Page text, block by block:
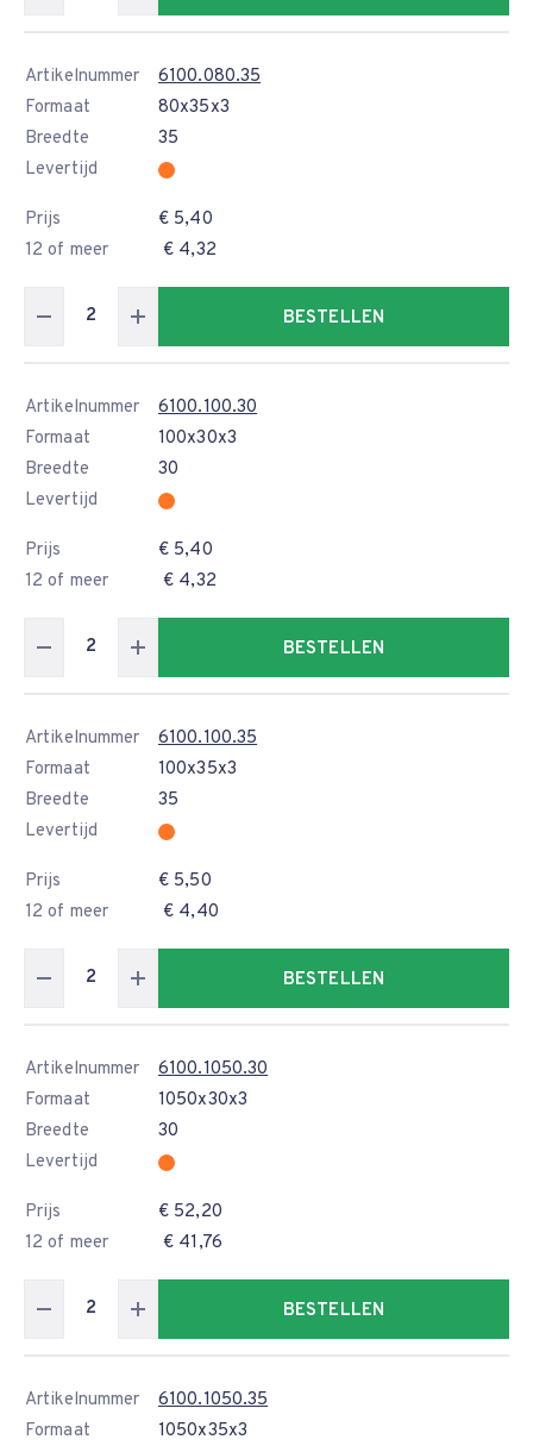
Artikelnummer
6100.080.35
Formaat
80x35x3
Breedte
35
Levertijd
Prijs
€ 5,40
12 of meer
€ 4,32
BESTELLEN
Artikelnummer
6100.100.30
Formaat
100x30x3
Breedte
30
Levertijd
Prijs
€ 5,40
12 of meer
€ 4,32
BESTELLEN
Artikelnummer
6100.100.35
Formaat
100x35x3
Breedte
35
Levertijd
Prijs
€ 5,50
12 of meer
€ 4,40
BESTELLEN
Artikelnummer
6100.1050.30
Formaat
1050x30x3
Breedte
30
Levertijd
Prijs
€ 52,20
12 of meer
€ 41,76
BESTELLEN
Artikelnummer
6100.1050.35
Formaat
1050x35x3